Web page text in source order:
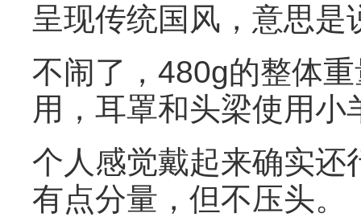
呈现传统国风，意思
不闹了，480g的整体
用，耳罩和头梁使用
个人感觉戴起来确实还
有点分量，但不压头。